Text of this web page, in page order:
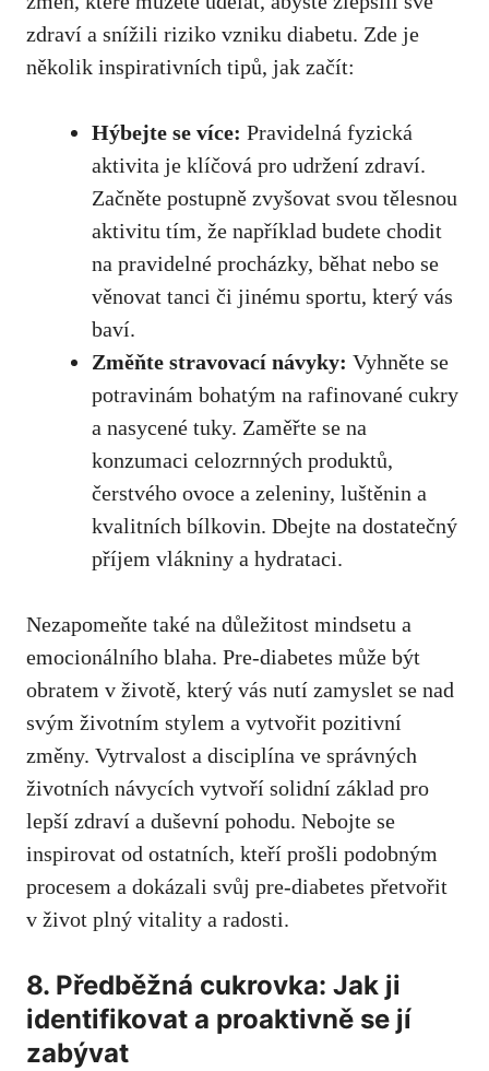
⁤zdraví a snížili‌ riziko vzniku diabetu. Zde je
několik ⁢inspirativních ​tipů, jak začít:
Hýbejte se více: ⁤Pravidelná⁤ fyzická
aktivita ⁤je klíčová pro udržení ⁣zdraví.
Začněte‌ postupně zvyšovat⁢ svou tělesnou⁣
aktivitu tím, že například budete chodit​
na pravidelné procházky, běhat‍ nebo se
věnovat tanci ⁣či jinému sportu, ‍který vás
‍baví.
Změňte stravovací návyky: ‌Vyhněte se
potravinám bohatým na⁢ rafinované cukry
a‍ nasycené‍ tuky. Zaměřte se na
konzumaci celozrnných produktů,
čerstvého ovoce a zeleniny, luštěnin a
kvalitních ​bílkovin. Dbejte na dostatečný​
příjem vlákniny a ​hydrataci.
Nezapomeňte také na důležitost ‌mindsetu a
emocionálního blaha. ⁢Pre-diabetes může ‍být
obratem v životě, který vás ‌nutí zamyslet se nad
svým životním stylem a vytvořit pozitivní
změny. Vytrvalost a disciplína⁤ ve správných
životních návycích​ vytvoří solidní základ pro
lepší zdraví ⁣a duševní pohodu.⁢ Nebojte ‍se
inspirovat od ⁤ostatních, kteří prošli podobným
procesem a dokázali svůj pre-diabetes přetvořit
v život plný vitality a radosti.
8. Předběžná ⁢cukrovka:⁤ Jak ​ji
identifikovat a ​proaktivně se jí
zabývat